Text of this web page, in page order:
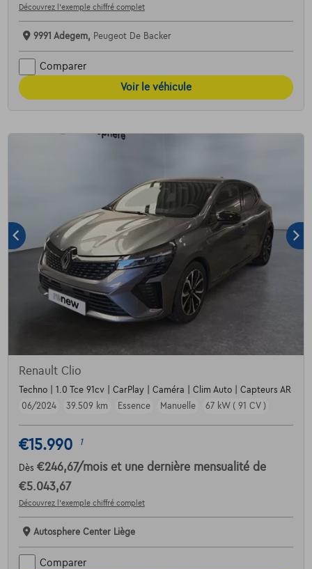
Découvrez l’exemple chiffré complet
9991 Adegem, Peugeot De Backer
Comparer
Voir le véhicule
Renault Clio
Techno | 1.0 Tce 91cv | CarPlay | Caméra | Clim Auto | Capteurs AR
06/2024
39.509 km Essence Manuelle 67 kW ( 91 CV )
€15.990 1
Dès €246,67/mois et une dernière mensualité de
€5.043,67
Découvrez l’exemple chiffré complet
Autosphere Center Liège
Comparer